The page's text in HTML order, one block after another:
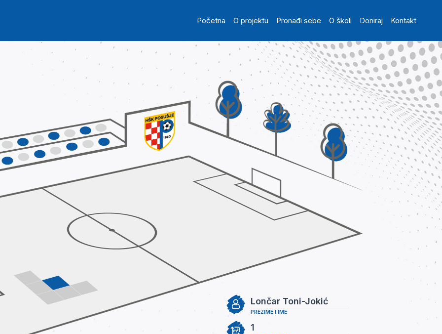
Main navigation
Početna O projektu Pronađi sebe O školi Doniraj Kontakt
PREZIME I IME
Lončar Toni-Jokić
1